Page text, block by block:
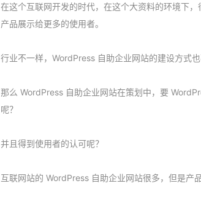
在这个互联网开发的时代，在这个大资料的环境下
产品展示给更多的使用者。
行业不一样，WordPress 自助企业网站的建设方式也
那么 WordPress 自助企业网站在策划中，要
呢？
并且得到使用者的认可呢？
互联网站的 WordPress 自助企业网站很多，但是产